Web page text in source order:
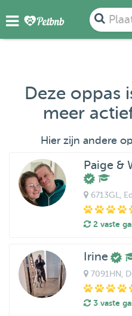
Deze oppas
meer
Hier zijn andere
Paige &
6713GL,
2 vaste
Irine
7091HN ,
3 vaste